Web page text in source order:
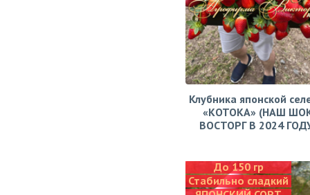
Клубника японской
«КОТОКА» (НАШ
ВОСТОРГ В 2024
До 150 гр
Стабильно сладкий